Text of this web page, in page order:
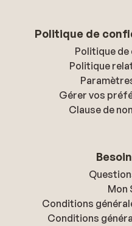
Politique de
Politique
Politique
Gérer vos
Clause de
Mon
Conditions
Conditions